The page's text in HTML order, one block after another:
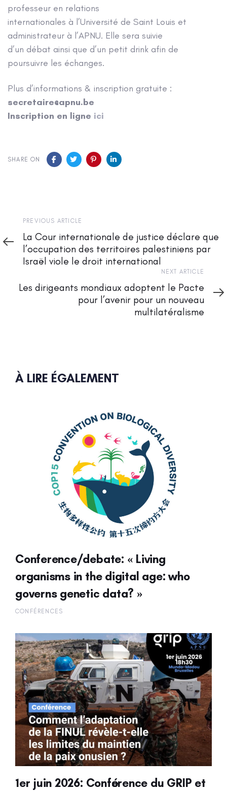
professeur en relations
internationales à l’Université de Saint Louis et
administrateur à l’APNU. Elle sera suivie
d’un débat ainsi que d’un petit drink afin de
poursuivre les échanges.
Plus d’informations & inscription gratuite :
secretaire@apnu.be
Inscription en ligne ici
SHARE ON
Previous
Article
PREVIOUS ARTICLE
La Cour internationale de justice déclare que
l’occupation des territoires palestiniens par
Israël viole le droit international
Article
NEXT ARTICLE
Les dirigeants mondiaux adoptent le Pacte
pour l’avenir pour un nouveau
multilatéralisme
À LIRE ÉGALEMENT
Conference/debate: « Living
organisms in the digital age: who
governs genetic data? »
CONFÉRENCES
1er juin 2026: Conférence du GRIP et